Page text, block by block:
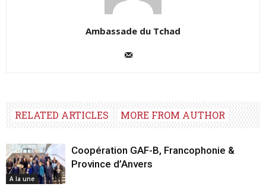
Ambassade du Tchad
RELATED ARTICLES MORE FROM AUTHOR
A la une
Coopération GAF-B, Francophonie &
Province d’Anvers